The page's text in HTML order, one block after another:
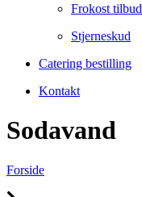
Frokost tilbud
Stjerneskud
Catering bestilling
Kontakt
Sodavand
Forside